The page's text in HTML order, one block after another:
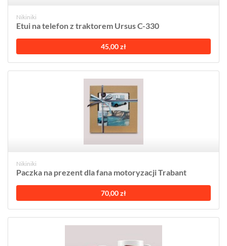
Nikiniki
Etui na telefon z traktorem Ursus C-330
45,00 zł
Nikiniki
Paczka na prezent dla fana motoryzacji Trabant
70,00 zł